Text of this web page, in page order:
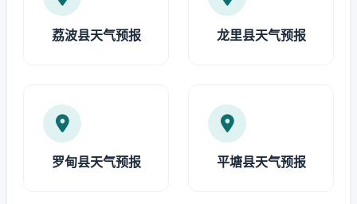
荔波县天气预报 龙里县天气预报
罗甸县天气预报 平塘县天气预报